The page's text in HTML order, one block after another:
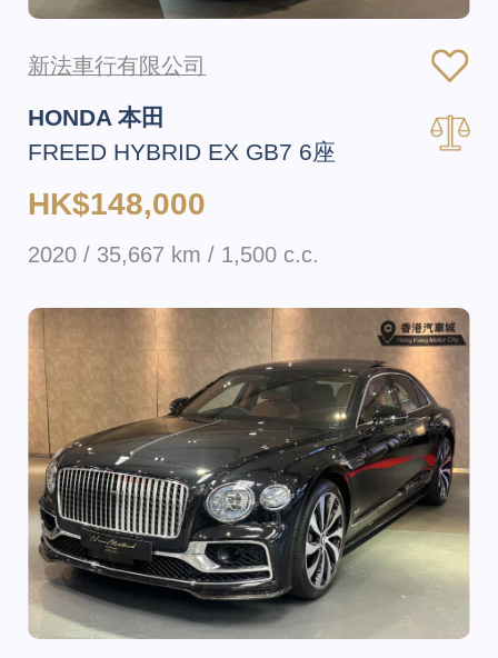
新法車行有限公司
HONDA 本田
FREED HYBRID EX GB7 6座
HK$148,000
2020 / 35,667 km / 1,500 c.c.